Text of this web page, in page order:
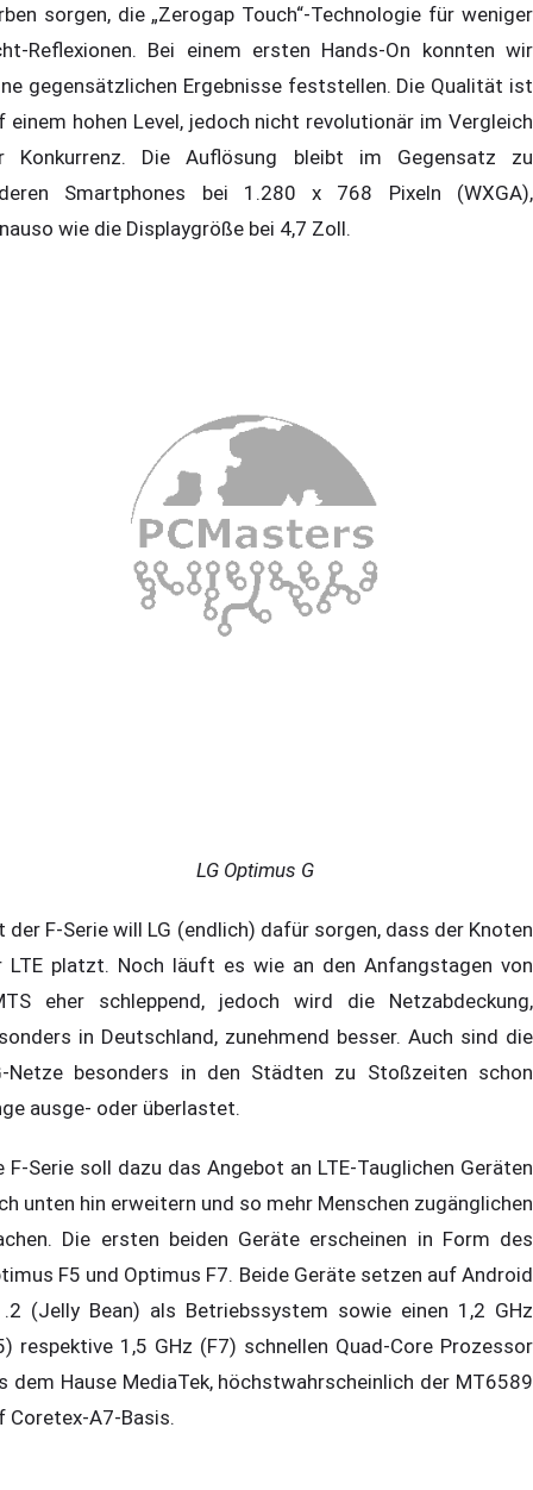
sorgen, die „Zerogap Touch“-Technologie für weniger
Reflexionen. Bei einem ersten Hands-On konnten wir
gegensätzlichen Ergebnisse feststellen. Die Qualität ist
einem hohen Level, jedoch nicht revolutionär im Vergleich
Konkurrenz. Die Auflösung bleibt im Gegensatz zu
Smartphones bei 1.280 x 768 Pixeln (WXGA),
wie die Displaygröße bei 4,7 Zoll.
LG Optimus G
der F-Serie will LG (endlich) dafür sorgen, dass der Knoten
LTE platzt. Noch läuft es wie an den Anfangstagen von
eher schleppend, jedoch wird die Netzabdeckung,
in Deutschland, zunehmend besser. Auch sind die
Netze besonders in den Städten zu Stoßzeiten schon
ausge- oder überlastet.
F-Serie soll dazu das Angebot an LTE-Tauglichen Geräten
unten hin erweitern und so mehr Menschen zugänglichen
Die ersten beiden Geräte erscheinen in Form des
F5 und Optimus F7. Beide Geräte setzen auf Android
(Jelly Bean) als Betriebssystem sowie einen 1,2 GHz
respektive 1,5 GHz (F7) schnellen Quad-Core Prozessor
dem Hause MediaTek, höchstwahrscheinlich der MT6589
Coretex-A7-Basis.